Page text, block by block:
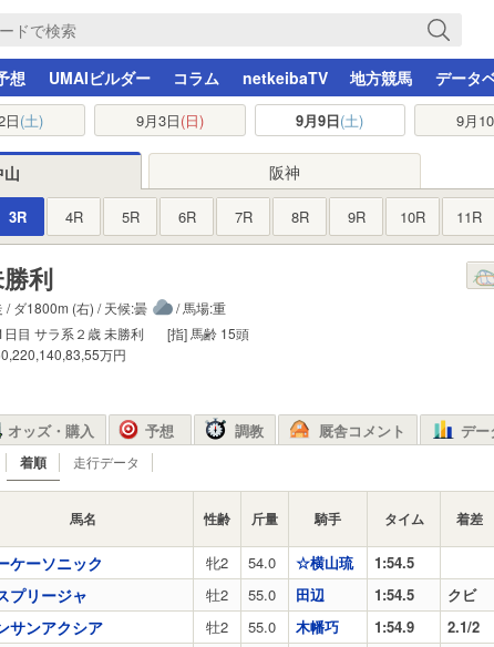
想 UMAIビルダー コラム netkeibaTV 地方競馬 データ
日(土) 9月3日(日) 9月9日(土) 9月
山 阪神
3R 4R 5R 6R 7R 8R 9R 10R 11R
利
/ダ1800m (右) / 天候:曇
/ 馬場:重
日目 サラ系２歳未勝利 [指] 馬齢 15頭
万円
オッズ・購入 予想 調教 厩舎コメント デー
着順 走行データ
馬名 性齢 斤量 騎手 タイム 着差
ケーソニック 牝2 54.0 ☆横山琉 1:54.5
プリージャ 牡2 55.0 田辺 1:54.5 クビ
サンアクシア 牡2 55.0 木幡巧 1:54.9 2.1/2